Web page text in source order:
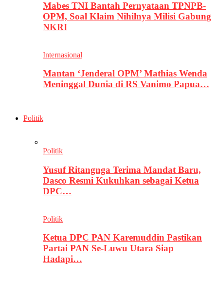
Mabes TNI Bantah Pernyataan TPNPB-
OPM, Soal Klaim Nihilnya Milisi Gabung
NKRI
Internasional
Mantan ‘Jenderal OPM’ Mathias Wenda
Meninggal Dunia di RS Vanimo Papua…
Politik
Politik
Yusuf Ritangnga Terima Mandat Baru,
Dasco Resmi Kukuhkan sebagai Ketua
DPC…
Politik
Ketua DPC PAN Karemuddin Pastikan
Partai PAN Se-Luwu Utara Siap
Hadapi…